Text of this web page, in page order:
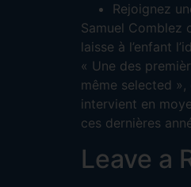
Rejoignez
Samuel Comblez
laisse à l’enfant
« Une des
même selected
intervient en
ces dernières
Leave a